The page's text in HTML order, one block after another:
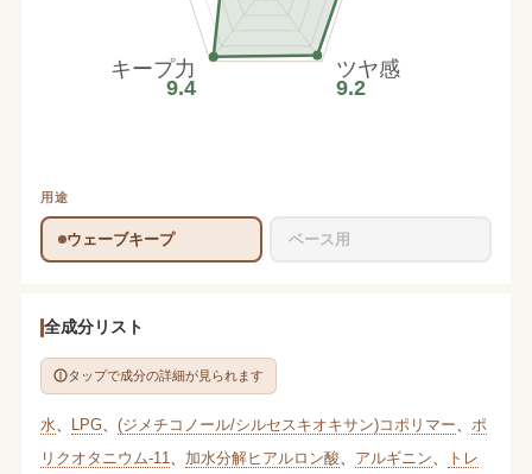
ツヤ感
9.2
キープ力
9.4
用途
ウェーブキープ ベース用
全成分リスト
タップで成分の詳細が見られます
水 LPG、 (ジメチコノール/シルセスキオキサン)コポリマー
ポ
リクオタニウム-11
加水分解ヒアルロン酸 アルギニン
トレ